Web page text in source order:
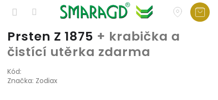
Přejít
obsah
Prsten Z 1875 + krabička a
čistící utěrka zdarma
Kód:
Značka: Zodiax